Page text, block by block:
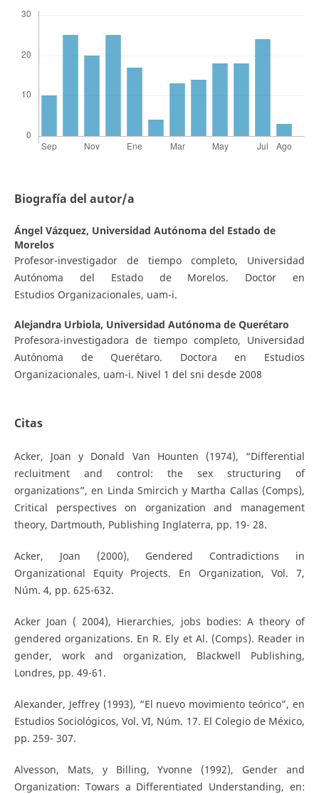
Biografía del autor/a
Ángel Vázquez, Universidad Autónoma del Estado de
Morelos
Profesor-investigador de tiempo completo, Universidad
Autónoma del Estado de Morelos. Doctor en
Estudios Organizacionales, uam-i.
Alejandra Urbiola, Universidad Autónoma de Querétaro
Profesora-investigadora de tiempo completo, Universidad
Autónoma de Querétaro. Doctora en Estudios
Organizacionales, uam-i. Nivel 1 del sni desde 2008
Citas
Acker, Joan y Donald Van Hounten (1974), “Differential
recluitment and control: the sex structuring of
organizations”, en Linda Smircich y Martha Callas (Comps),
Critical perspectives on organization and management
theory, Dartmouth, Publishing Inglaterra, pp. 19- 28.
Acker, Joan (2000), Gendered Contradictions in
Organizational Equity Projects. En Organization, Vol. 7,
Núm. 4, pp. 625-632.
Acker Joan ( 2004), Hierarchies, jobs bodies: A theory of
gendered organizations. En R. Ely et Al. (Comps). Reader in
gender, work and organization, Blackwell Publishing,
Londres, pp. 49-61.
Alexander, Jeffrey (1993), “El nuevo movimiento teórico”, en
Estudios Sociológicos, Vol. VI, Núm. 17. El Colegio de México,
pp. 259- 307.
Alvesson, Mats, y Billing, Yvonne (1992), Gender and
Organization: Towars a Differentiated Understanding, en: